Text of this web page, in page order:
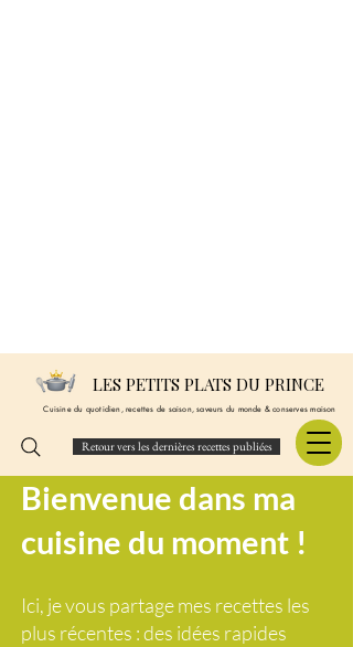
LES PETITS PLATS DU PRINCE
Cuisine du quotidien, recettes de saison, saveurs du monde & conserves maison
Retour vers les dernières recettes publiées
Bienvenue dans ma
cuisine du moment !
Ici, je vous partage mes recettes les
plus récentes : des idées rapides